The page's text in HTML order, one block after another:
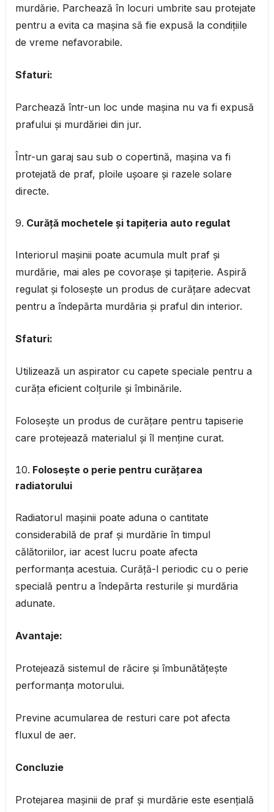
murdărie. Parchează în locuri umbrite sau protejate
pentru a evita ca mașina să fie expusă la condițiile
de vreme nefavorabile.
Sfaturi:
Parchează într-un loc unde mașina nu va fi expusă
prafului și murdăriei din jur.
Într-un garaj sau sub o copertină, mașina va fi
protejată de praf, ploile ușoare și razele solare
directe.
Curăță mochetele și tapițeria auto regulat
Interiorul mașinii poate acumula mult praf și
murdărie, mai ales pe covorașe și tapițerie. Aspiră
regulat și folosește un produs de curățare adecvat
pentru a îndepărta murdăria și praful din interior.
Sfaturi:
Utilizează un aspirator cu capete speciale pentru a
curăța eficient colțurile și îmbinările.
Folosește un produs de curățare pentru tapiserie
care protejează materialul și îl menține curat.
Folosește o perie pentru curățarea
radiatorului
Radiatorul mașinii poate aduna o cantitate
considerabilă de praf și murdărie în timpul
călătoriilor, iar acest lucru poate afecta
performanța acestuia. Curăță-l periodic cu o perie
specială pentru a îndepărta resturile și murdăria
adunate.
Avantaje:
Protejează sistemul de răcire și îmbunătățește
performanța motorului.
Previne acumularea de resturi care pot afecta
fluxul de aer.
Concluzie
Protejarea mașinii de praf și murdărie este esențială